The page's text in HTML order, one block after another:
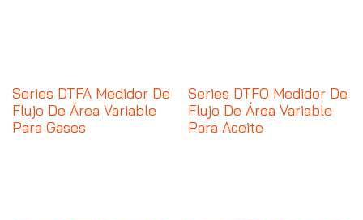
Series DTFA Medidor De
Flujo De Área Variable
Para Gases
Series DTFO Medidor De
Flujo De Área Variable
Para Aceite